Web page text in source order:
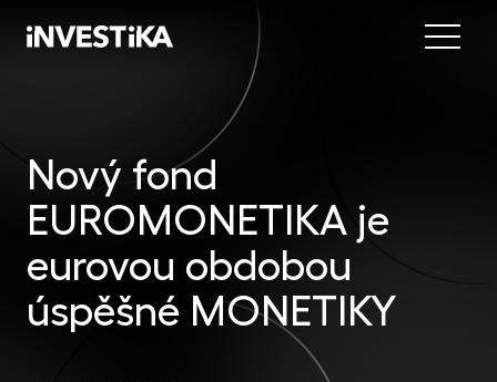
Menu
Nový fond
EUROMONETIKA je
eurovou obdobou
úspěšné MONETIKY